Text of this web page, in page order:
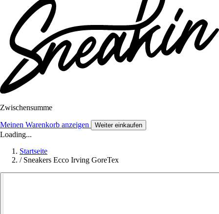
Zwischensumme
Meinen Warenkorb anzeigen Weiter einkaufen
Loading...
Startseite
/ Sneakers Ecco Irving GoreTex